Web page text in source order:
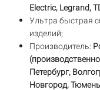
Electric, Legrand,
Ультра быстрая
изделий;
Производитель:
Петербург,
Новгород,